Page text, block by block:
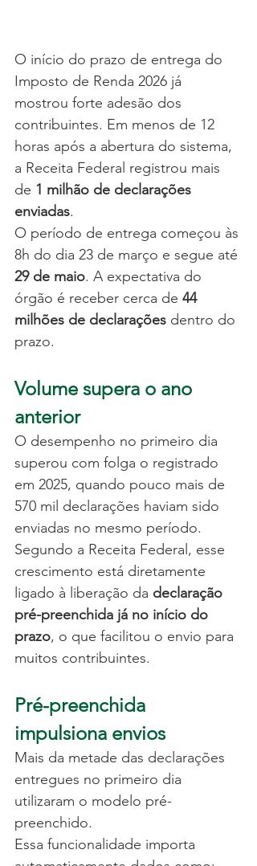
O início do prazo de entrega do
Imposto de Renda 2026 já
mostrou forte adesão dos
contribuintes. Em menos de 12
horas após a abertura do sistema,
a Receita Federal registrou mais
de 1 milhão de declarações
enviadas.
O período de entrega começou às
8h do dia 23 de março e segue até
29 de maio. A expectativa do
órgão é receber cerca de 44
milhões de declarações dentro do
prazo.
Volume supera o ano
anterior
O desempenho no primeiro dia
superou com folga o registrado
em 2025, quando pouco mais de
570 mil declarações haviam sido
enviadas no mesmo período.
Segundo a Receita Federal, esse
crescimento está diretamente
ligado à liberação da declaração
pré-preenchida já no início do
prazo, o que facilitou o envio para
muitos contribuintes.
Pré-preenchida
impulsiona envios
Mais da metade das declarações
entregues no primeiro dia
utilizaram o modelo pré-
preenchido.
Essa funcionalidade importa